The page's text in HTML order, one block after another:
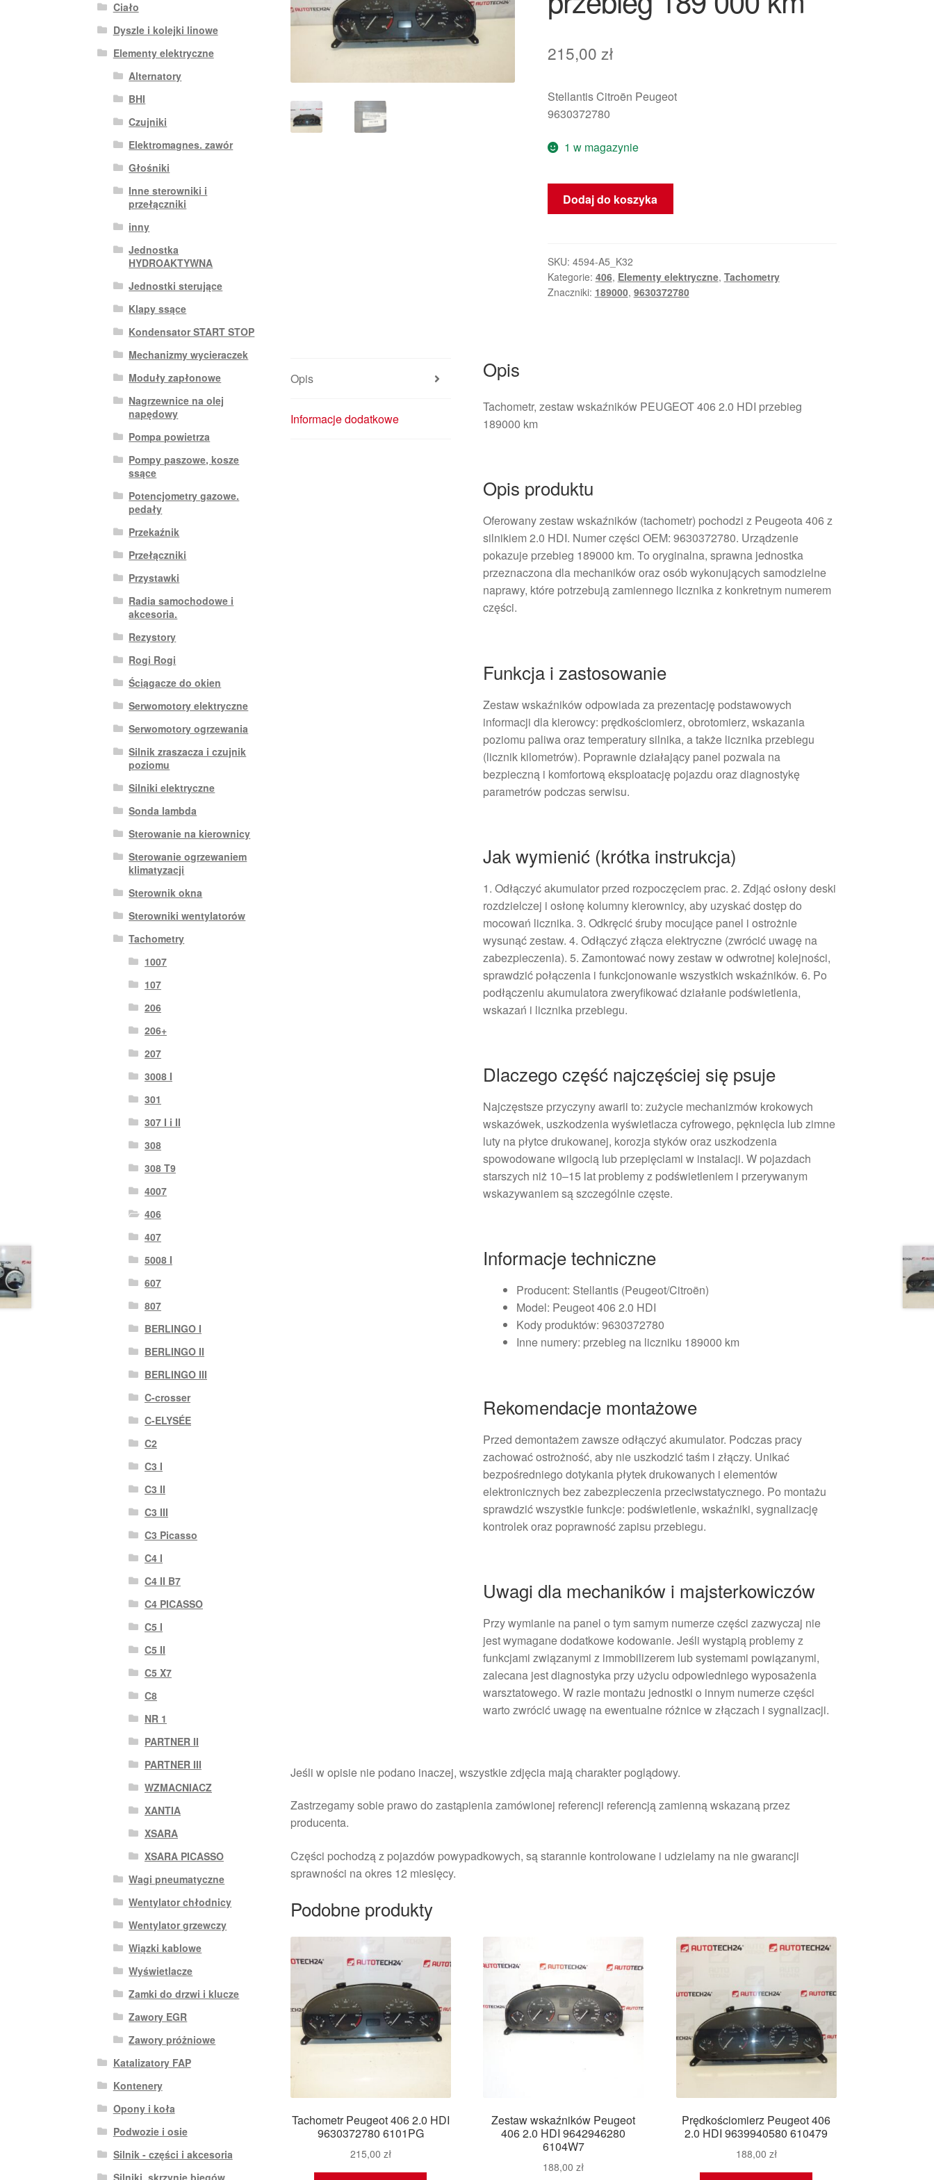
215,00 zł
Stellantis Citroën Peugeot
9630372780
1 w magazynie
ilość
Licznik
2.0
HDI
9630372780
Dodaj do koszyka
SKU: 4594-A5_K32
Kategorie: 406, Elementy elektryczne, Tachometry
Znaczniki: 189000, 9630372780
Opis
Informacje dodatkowe
Opis
Tachometr, zestaw wskaźników PEUGEOT 406 2.0 HDI przebieg
189000 km
Opis produktu
Oferowany zestaw wskaźników (tachometr) pochodzi z Peugeota 406 z
silnikiem 2.0 HDI. Numer części OEM: 9630372780. Urządzenie
pokazuje przebieg 189000 km. To oryginalna, sprawna jednostka
przeznaczona dla mechaników oraz osób wykonujących samodzielne
naprawy, które potrzebują zamiennego licznika z konkretnym numerem
części.
Funkcja i zastosowanie
Zestaw wskaźników odpowiada za prezentację podstawowych
informacji dla kierowcy: prędkościomierz, obrotomierz, wskazania
poziomu paliwa oraz temperatury silnika, a także licznika przebiegu
(licznik kilometrów). Poprawnie działający panel pozwala na
bezpieczną i komfortową eksploatację pojazdu oraz diagnostykę
parametrów podczas serwisu.
Jak wymienić (krótka instrukcja)
1. Odłączyć akumulator przed rozpoczęciem prac. 2. Zdjąć osłony deski
rozdzielczej i osłonę kolumny kierownicy, aby uzyskać dostęp do
mocowań licznika. 3. Odkręcić śruby mocujące panel i ostrożnie
wysunąć zestaw. 4. Odłączyć złącza elektryczne (zwrócić uwagę na
zabezpieczenia). 5. Zamontować nowy zestaw w odwrotnej kolejności,
sprawdzić połączenia i funkcjonowanie wszystkich wskaźników. 6. Po
podłączeniu akumulatora zweryfikować działanie podświetlenia,
wskazań i licznika przebiegu.
Dlaczego część najczęściej się psuje
Najczęstsze przyczyny awarii to: zużycie mechanizmów krokowych
wskazówek, uszkodzenia wyświetlacza cyfrowego, pęknięcia lub zimne
luty na płytce drukowanej, korozja styków oraz uszkodzenia
spowodowane wilgocią lub przepięciami w instalacji. W pojazdach
starszych niż 10–15 lat problemy z podświetleniem i przerywanym
wskazywaniem są szczególnie częste.
Informacje techniczne
Producent: Stellantis (Peugeot/Citroën)
Model: Peugeot 406 2.0 HDI
Kody produktów: 9630372780
Inne numery: przebieg na liczniku 189000 km
Rekomendacje montażowe
Przed demontażem zawsze odłączyć akumulator. Podczas pracy
zachować ostrożność, aby nie uszkodzić taśm i złączy. Unikać
bezpośredniego dotykania płytek drukowanych i elementów
elektronicznych bez zabezpieczenia przeciwstatycznego. Po montażu
sprawdzić wszystkie funkcje: podświetlenie, wskaźniki, sygnalizację
kontrolek oraz poprawność zapisu przebiegu.
Uwagi dla mechaników i majsterkowiczów
Przy wymianie na panel o tym samym numerze części zazwyczaj nie
jest wymagane dodatkowe kodowanie. Jeśli wystąpią problemy z
funkcjami związanymi z immobilizerem lub systemami powiązanymi,
zalecana jest diagnostyka przy użyciu odpowiedniego wyposażenia
warsztatowego. W razie montażu jednostki o innym numerze części
warto zwrócić uwagę na ewentualne różnice w złączach i sygnalizacji.
Jeśli w opisie nie podano inaczej, wszystkie zdjęcia mają charakter poglądowy.
Zastrzegamy sobie prawo do zastąpienia zamówionej referencji referencją zamienną wskazaną przez
producenta.
Części pochodzą z pojazdów powypadkowych, są starannie kontrolowane i udzielamy na nie gwarancji
sprawności na okres 12 miesięcy.
Podobne produkty
Tachometr Peugeot 406 2.0 HDI
9630372780 6101PG
215,00 zł
Zestaw wskaźników Peugeot
406 2.0 HDI 9642946280
6104W7
188,00zł
Prędkościomierz Peugeot 406
2.0 HDI 9639940580 610479
188,00 zł
Ciało
Dyszle i kolejki linowe
Elementy elektryczne
Alternatory
BHI
Czujniki
Elektromagnes. zawór
Głośniki
Inne sterowniki i
przełączniki
inny
Jednostka
HYDROAKTYWNA
Jednostki sterujące
Klapy ssące
Kondensator START STOP
Mechanizmy wycieraczek
Moduły zapłonowe
Nagrzewnice na olej
napędowy
Pompa powietrza
Pompy paszowe, kosze
ssące
Potencjometry gazowe.
pedały
Przekaźnik
Przełączniki
Przystawki
Radia samochodowe i
akcesoria.
Rezystory
Rogi Rogi
Ściągacze do okien
Serwomotory elektryczne
Serwomotory ogrzewania
Silnik zraszacza i czujnik
poziomu
Silniki elektryczne
Sonda lambda
Sterowanie na kierownicy
Sterowanie ogrzewaniem
klimatyzacji
Sterownik okna
Sterowniki wentylatorów
Tachometry
1007
107
206
206+
207
3008 I
301
307 I i II
308
308 T9
4007
406
407
5008 I
607
807
BERLINGO I
BERLINGO II
BERLINGO III
C-crosser
C-ELYSÉE
C2
C3 I
C3 II
C3 III
C3 Picasso
C4 I
C4 II B7
C4 PICASSO
C5 I
C5 II
C5 X7
C8
NR 1
PARTNER II
PARTNER III
WZMACNIACZ
XANTIA
XSARA
XSARA PICASSO
Wagi pneumatyczne
Wentylator chłodnicy
Wentylator grzewczy
Wiązki kablowe
Wyświetlacze
Zamki do drzwi i klucze
Zawory EGR
Zawory próżniowe
Katalizatory FAP
Kontenery
Opony i koła
Podwozie i osie
Silnik - części i akcesoria
Silniki, skrzynie biegów